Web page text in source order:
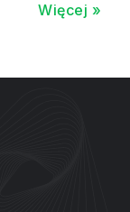
Więcej »